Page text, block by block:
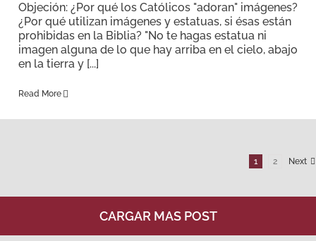
Objeción: ¿Por qué los Católicos "adoran" imágenes?
¿Por qué utilizan imágenes y estatuas, si ésas están
prohibidas en la Biblia? "No te hagas estatua ni
imagen alguna de lo que hay arriba en el cielo, abajo
en la tierra y [...]
Read More
1 2 Next
CARGAR MAS POST